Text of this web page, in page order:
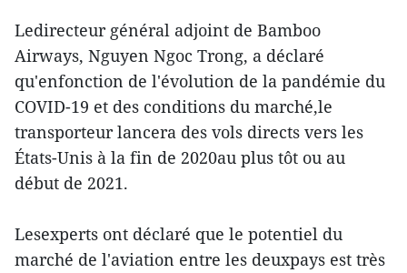
Ledirecteur général adjoint de Bamboo
Airways, Nguyen Ngoc Trong, a déclaré
qu'enfonction de l'évolution de la pandémie du
COVID-19 et des conditions du marché,le
transporteur lancera des vols directs vers les
États-Unis à la fin de 2020au plus tôt ou au
début de 2021.
Lesexperts ont déclaré que le potentiel du
marché de l'aviation entre les deuxpays est très